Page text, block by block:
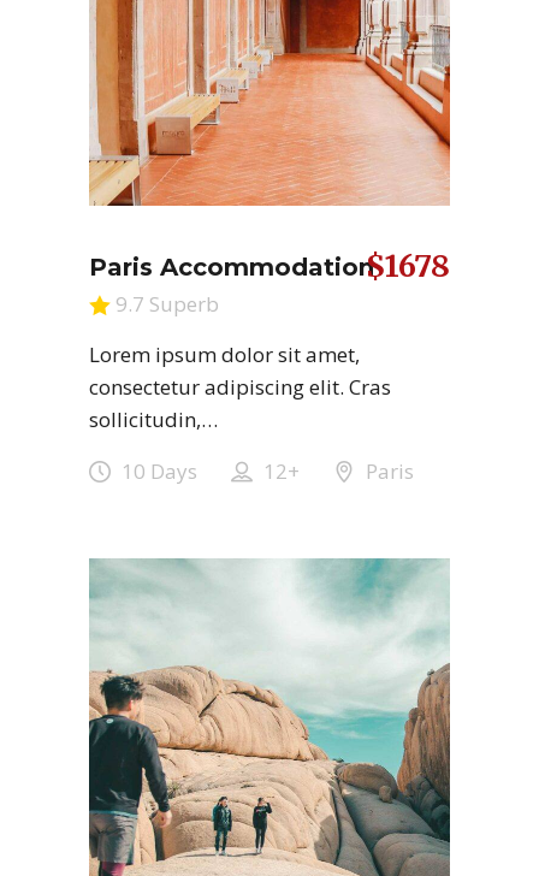
Paris Accommodation$1678
9.7 Superb
Lorem ipsum dolor sit amet,
consectetur adipiscing elit. Cras
sollicitudin,…
10 Days
12+ Paris